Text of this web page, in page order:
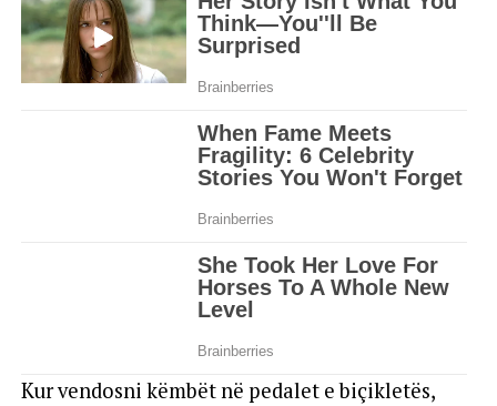
Kur vendosni këmbët në pedalet e biçikletës,